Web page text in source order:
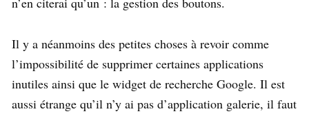
Il y a néanmoins des petites choses à revoir comme
l’impossibilité de supprimer certaines applications
inutiles ainsi que le widget de recherche Google. Il est
aussi étrange qu’il n’y ai pas d’application galerie, il faut